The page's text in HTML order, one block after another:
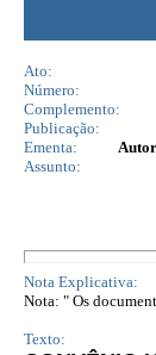
Ato:
Número:
Complemento:
Publicação:
Ementa:
Assunto:
Nota Explicativa:
Nota: " Os
Texto: